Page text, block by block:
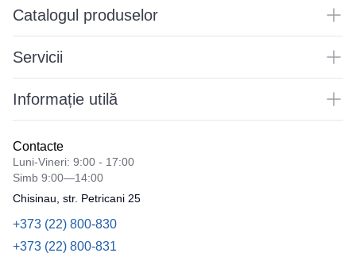
Catalogul produselor
Servicii
Informație utilă
Contacte
Luni-Vineri: 9:00 - 17:00
Simb 9:00—14:00
Chisinau, str. Petricani 25
+373 (22) 800-830
+373 (22) 800-831